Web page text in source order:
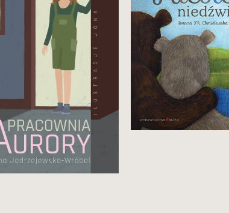
wyczerpany
Jedna z
o tolerancji, jakie
napisano dla dzieci.
Wznowienie.
Zobacz i